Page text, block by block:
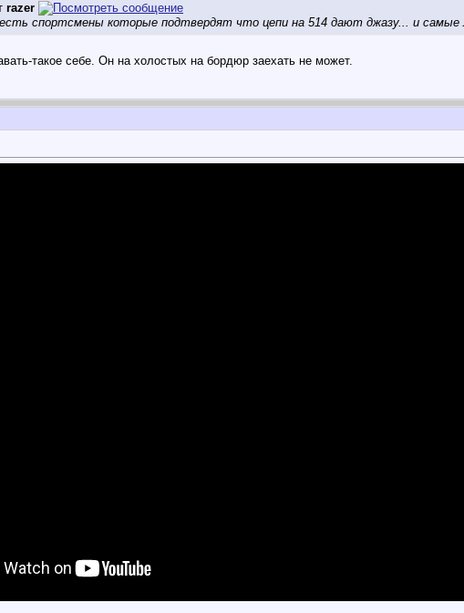
razer
спортсмены которые подтвердят что цепи на 514 дают джазу... и самые
такое себе. Он на холостых на бордюр заехать не может.